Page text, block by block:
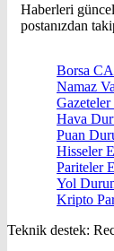
Haberleri
postanızdan
Borsa
Namaz
Gazeteler
Hava
Puan
Hisseler
Pariteler
Yol
Kripto
Teknik destek: